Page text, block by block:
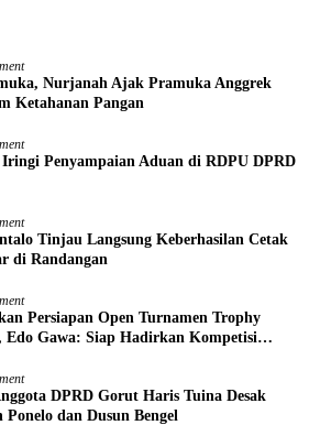
Nurjanah Ajak Pramuka Anggrek
Ketahanan Pangan
Penyampaian Aduan di RDPU DPRD
Tinjau Langsung Keberhasilan Cetak
di Randangan
Persiapan Open Turnamen Trophy
Edo Gawa: Siap Hadirkan Kompetisi
DPRD Gorut Haris Tuina Desak
dan Dusun Bengel